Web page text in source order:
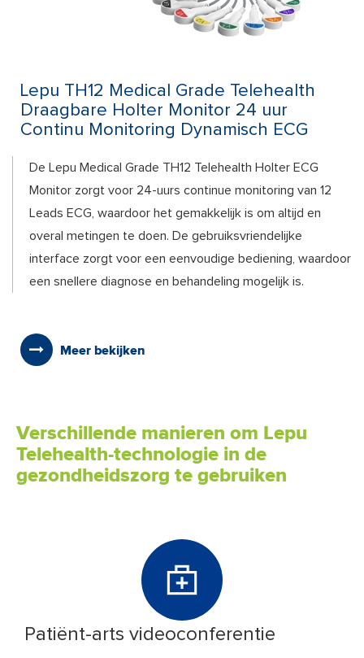
Lepu TH12 Medical Grade Telehealth
Draagbare Holter Monitor 24 uur
Continu Monitoring Dynamisch ECG
De Lepu Medical Grade TH12 Telehealth Holter ECG
Monitor zorgt voor 24-uurs continue monitoring van 12
Leads ECG, waardoor het gemakkelijk is om altijd en
overal metingen te doen. De gebruiksvriendelijke
interface zorgt voor een eenvoudige bediening, waardoor
een snellere diagnose en behandeling mogelijk is.
Meer bekijken
Verschillende manieren om Lepu
Telehealth-technologie in de
gezondheidszorg te gebruiken
Patiënt-arts videoconferentie